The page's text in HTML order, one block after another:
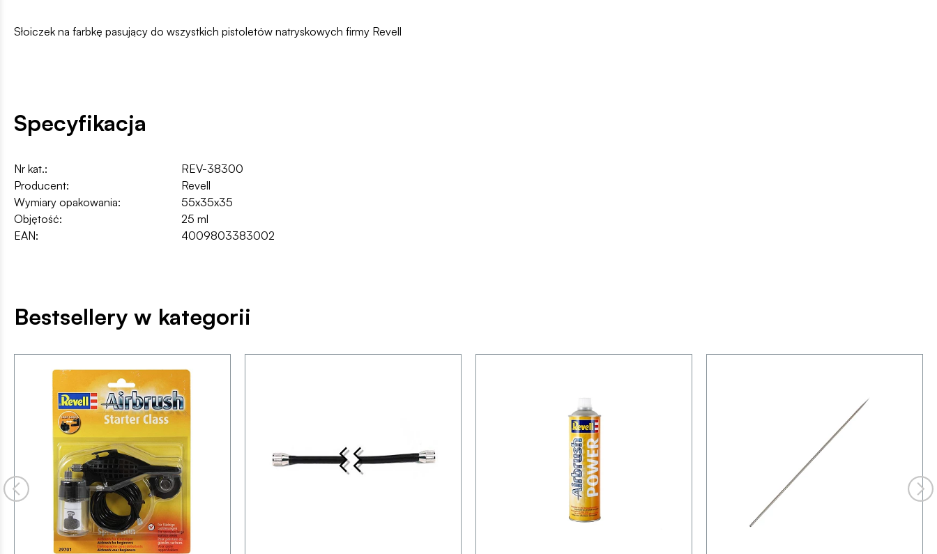
Słoiczek na farbkę pasujący do wszystkich pistoletów natryskowych firmy Revell
Specyfikacja
Nr kat.:
REV-38300
Producent:
Revell
Wymiary opakowania:
55x35x35
Objętość:
25 ml
EAN:
4009803383002
Bestsellery w kategorii